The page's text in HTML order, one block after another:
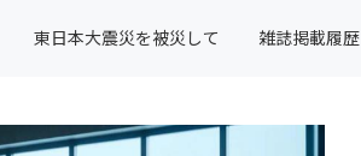
東日本大震災を被災して 雑誌掲載履歴